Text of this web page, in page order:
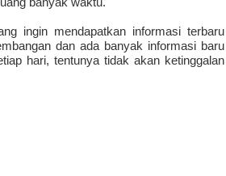
ingin mendapatkan informasi terbaru
dan ada banyak informasi baru
hari, tentunya tidak akan ketinggalan